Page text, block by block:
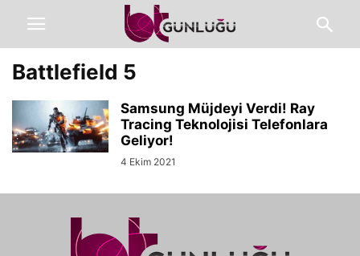
Battlefield 5
Samsung Müjdeyi Verdi! Ray
Tracing Teknolojisi Telefonlara
Geliyor!
4 Ekim 2021